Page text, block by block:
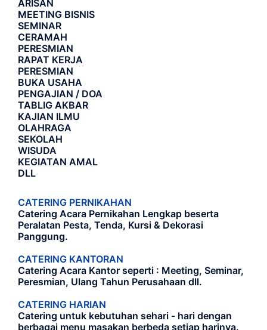
ARISAN
MEETING BISNIS
SEMINAR
CERAMAH
PERESMIAN
RAPAT KERJA
PERESMIAN
BUKA USAHA
PENGAJIAN / DOA
TABLIG AKBAR
KAJIAN ILMU
OLAHRAGA
SEKOLAH
WISUDA
KEGIATAN AMAL
DLL
CATERING PERNIKAHAN
Catering Acara Pernikahan Lengkap beserta
Peralatan Pesta, Tenda, Kursi & Dekorasi
Panggung.
CATERING KANTORAN
Catering Acara Kantor seperti : Meeting, Seminar,
Peresmian, Ulang Tahun Perusahaan dll.
CATERING HARIAN
Catering untuk kebutuhan sehari - hari dengan
berbagai menu masakan berbeda setiap harinya.